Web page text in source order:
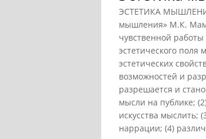
ЭСТЕТИКА МЫШЛЕНИЯ
мышления» М.К.
чувственной
эстетического
эстетических
возможностей и
разрешается и
мысли на публике;
искусства мыслить;
наррации; (4)